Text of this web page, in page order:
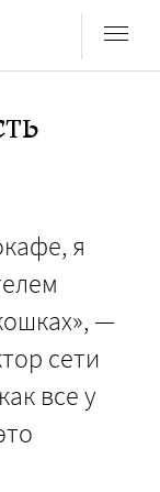
я
—
сети
все у